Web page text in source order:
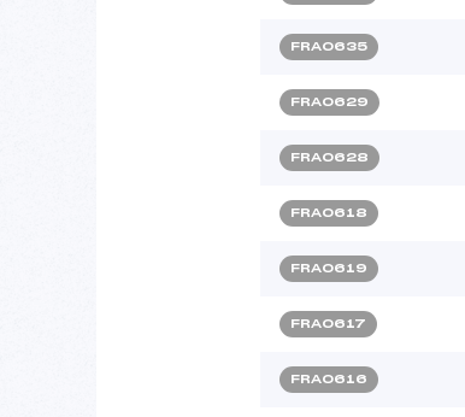
FRA0635
FRA0629
FRA0628
FRA0618
FRA0619
FRA0617
FRA0616